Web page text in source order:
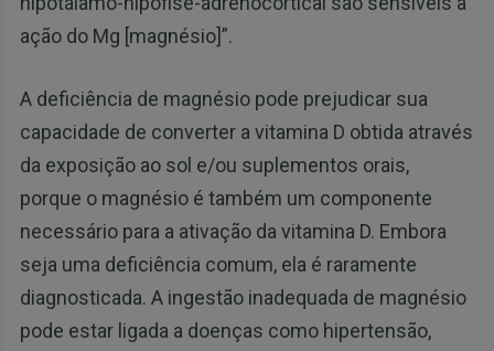
ação do Mg [magnésio]”.
A deficiência de magnésio pode prejudicar sua
capacidade de converter a vitamina D obtida através
da exposição ao sol e/ou suplementos orais,
porque o magnésio é também um componente
necessário para a ativação da vitamina D. Embora
seja uma deficiência comum, ela é raramente
diagnosticada. A ingestão inadequada de magnésio
pode estar ligada a doenças como hipertensão,